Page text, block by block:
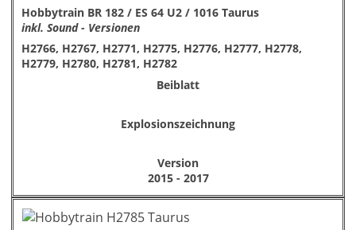
Hobbytrain BR 182 / ES 64 U2 / 1016 Taurus
inkl. Sound - Versionen
H2766, H2767, H2771, H2775, H2776, H2777, H2778,
H2779, H2780, H2781, H2782
Beiblatt
Explosionszeichnung
Version
2015 - 2017